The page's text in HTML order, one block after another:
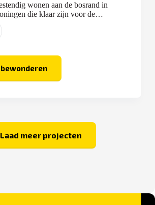
wonen aan de bosrand in
die klaar zijn voor de
Hof
van
Laad meer projecten